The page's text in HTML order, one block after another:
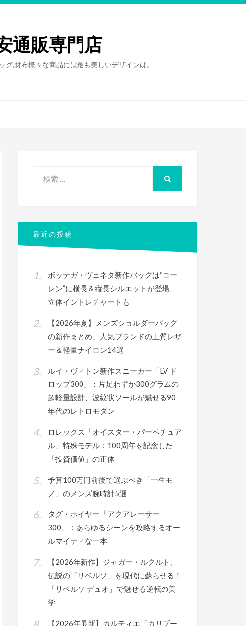
通販専門店
,財布様々な商品には最も美しいデザインは。
最近の投稿
ボッテガ・ヴェネタ新作バッグは“ロー
レン”に横長＆縦長シルエットが登場、
立体イントレチャートも
【2026年夏】メンズショルダーバッグ
の新作まとめ、人気ブランドの上質レザ
ー＆軽量ナイロン14選
ルイ・ヴィトン新作スニーカー「LV ド
ロップ300」：片足わずか300グラムの
超軽量設計、波紋状ソールが魅せる90
年代のレトロモダン
ロレックス「オイスター・パーペチュア
ル」特殊モデル：100周年を記念した
「投資価値」の正体
予算100万円前後で選ぶべき「一生モ
ノ」のメンズ腕時計5選
タグ・ホイヤー「アクアレーサー
300」：あらゆるシーンを攻略するオー
ルマイティな一本
【2026年新作】ジャガー・ルクルト、
伝説の「リベルソ」を現代に蘇らせる！
「リベルソ デュオ」で魅せる逆転の美
学
【2026年最新】カルティエ「カリブー